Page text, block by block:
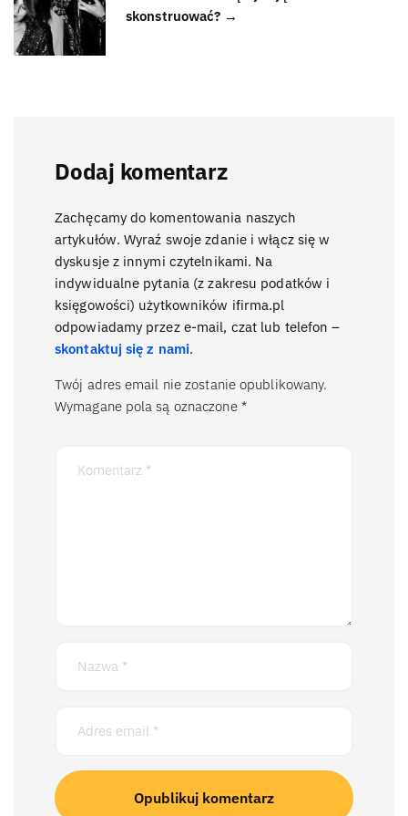
skonstruować? →
Dodaj komentarz
Zachęcamy do komentowania naszych
artykułów. Wyraź swoje zdanie i włącz się w
dyskusje z innymi czytelnikami. Na
indywidualne pytania (z zakresu podatków i
księgowości) użytkowników ifirma.pl
odpowiadamy przez e-mail, czat lub telefon –
skontaktuj się z nami.
Twój adres email nie zostanie opublikowany.
Wymagane pola są oznaczone *